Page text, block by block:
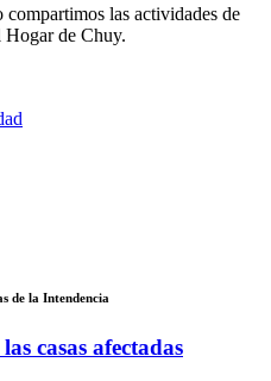
las actividades de
Hogar de Chuy.
de la Intendencia
casas afectadas